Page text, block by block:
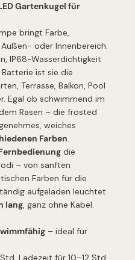
Gartenkugel für
bringt Farbe,
oder Innenbereich.
IP68-Wasserdichtigkeit
ist sie die
Terrasse, Balkon, Pool
Egal ob schwimmend im
Rasen – die frosted
weiches
Farben.
die
– von sanften
Farben für die
aufgeladen leuchtet
lang, ganz ohne Kabel.
– ideal für
Ladezeit für 10–12 Std.